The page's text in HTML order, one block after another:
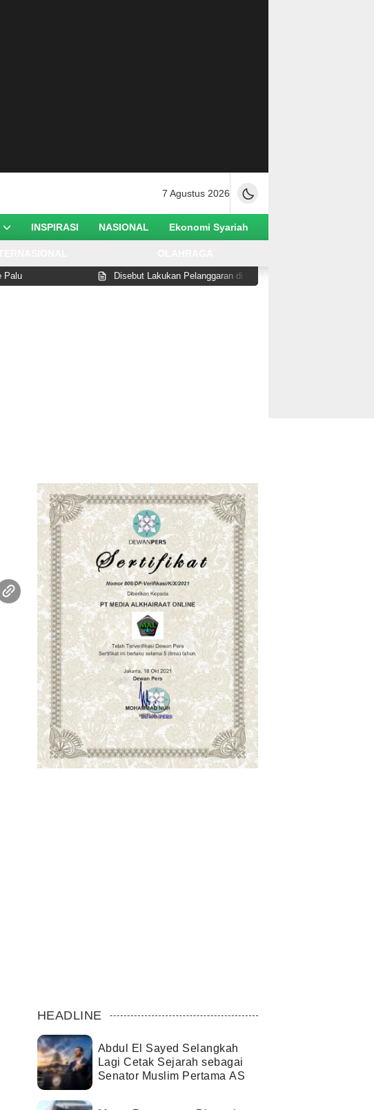
7 Agustus 2026
INSPIRASI NASIONAL Ekonomi Syariah
Disebut Lakukan Pelanggaran di Pantai Watusampu, Wabup Abdul Sahid
HEADLINE
Abdul El Sayed Selangkah
Lagi Cetak Sejarah sebagai
Senator Muslim Pertama AS